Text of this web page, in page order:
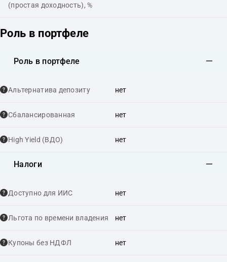
(простая доходность), %
Роль в портфеле
Роль в портфеле
Альтернатива депозиту нет
Сбалансированная нет
High Yield (ВДО) нет
Налоги
Доступно для ИИС нет
Льгота по времени владения нет
Купоны без НДФЛ нет